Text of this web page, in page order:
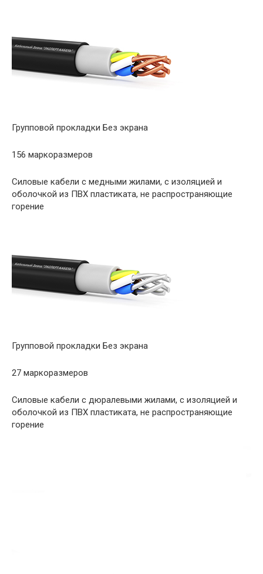
Групповой прокладки Без экрана
156 маркоразмеров
Силовые кабели с медными жилами, с изоляцией и
оболочкой из ПВХ пластиката, не распространяющие
горение
Групповой прокладки Без экрана
27 маркоразмеров
Силовые кабели с дюралевыми жилами, с изоляцией и
оболочкой из ПВХ пластиката, не распространяющие
горение